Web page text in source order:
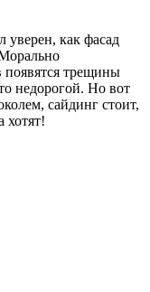
уверен, как фасад
появятся трещины
недорогой. Но вот
сайдинг стоит,
хотят!